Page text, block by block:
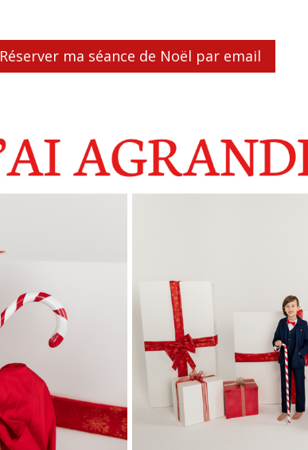
Réserver ma séance de Noël par email